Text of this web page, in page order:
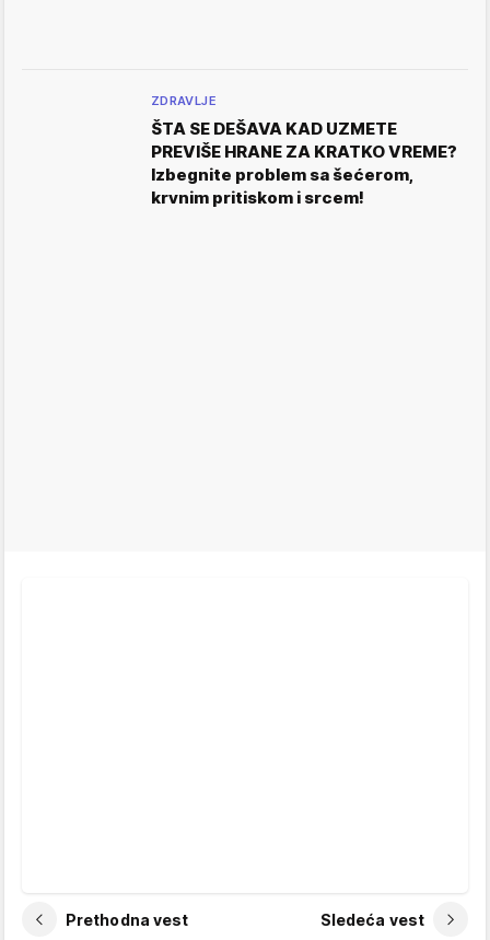
ZDRAVLJE
ŠTA SE DEŠAVA KAD UZMETE
PREVIŠE HRANE ZA KRATKO VREME?
Izbegnite problem sa šećerom,
krvnim pritiskom i srcem!
Prethodna vest Sledeća vest